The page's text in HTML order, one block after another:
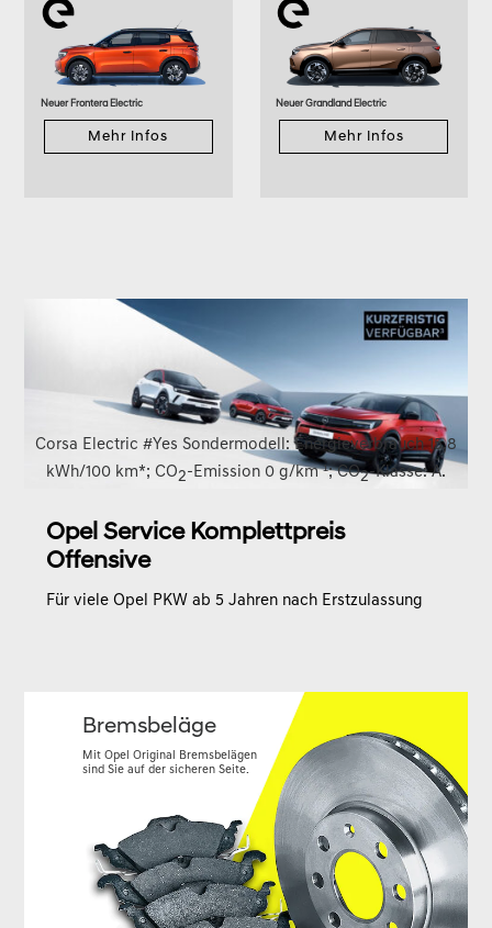
Neuer Frontera Electric
Mehr Infos
Neuer Grandland Electric
Mehr Infos
Corsa Electric #Yes Sondermodell: Energieverbrauch 15,8
kWh/100 km*; CO2-Emission 0 g/km ¹; CO2-Klasse: A.
Opel Service Komplettpreis
Offensive
Für viele Opel PKW ab 5 Jahren nach Erstzulassung
Bremsbeläge
Mit Opel Original Bremsbelägen
sind Sie auf der sicheren Seite.